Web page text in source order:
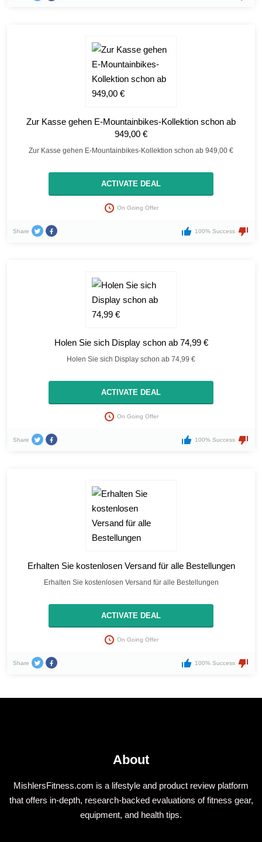
Zur Kasse gehen E-Mountainbikes-Kollektion schon ab
949,00 €
Zur Kasse gehen E-Mountainbikes-Kollektion schon ab 949,00 €
ACTIVATE DEAL
On Going Offer
Share 100% Success
Holen Sie sich Display schon ab 74,99 €
Holen Sie sich Display schon ab 74,99 €
ACTIVATE DEAL
On Going Offer
Share 100% Success
Erhalten Sie kostenlosen Versand für alle Bestellungen
Erhalten Sie kostenlosen Versand für alle Bestellungen
ACTIVATE DEAL
On Going Offer
Share 100% Success
About
MishlersFitness.com is a lifestyle and product review platform
that offers in-depth, research-backed evaluations of fitness gear,
equipment, and health tips.